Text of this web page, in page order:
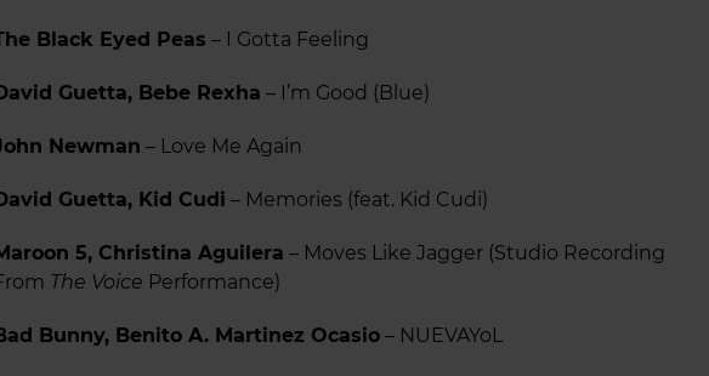
Black Eyed Peas – I Gotta Feeling
Guetta, Bebe Rexha – I’m Good (Blue)
Newman – Love Me Again
Guetta, Kid Cudi – Memories (feat. Kid Cudi)
5, Christina Aguilera – Moves Like Jagger (Studio Recording
The Voice Performance)
Bunny, Benito A. Martinez Ocasio – NUEVAYoL